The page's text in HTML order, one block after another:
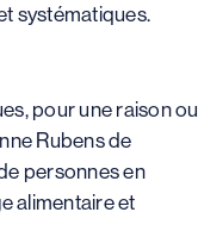
systématiques.
pour une raison ou
Rubens de
personnes en
alimentaire et